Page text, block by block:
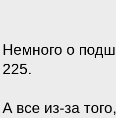
Немного о
225.
А все из-за